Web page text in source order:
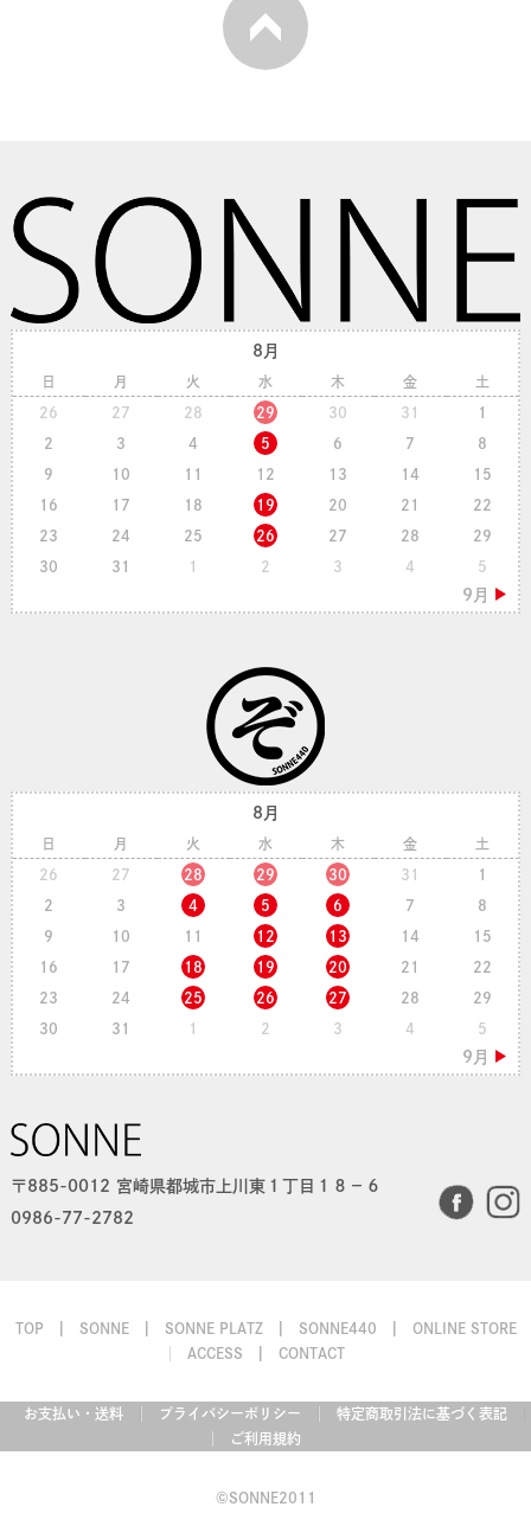
8月
日 月 火 水 木 金 土
26 27 28 29 30 31 1
2 3 4 5 6 7 8
9 10 11 12 13 14 15
16 17 18 19 20 21 22
23 24 25 26 27 28 29
30 31 1 2 3 4 5
8月
日 月 火 水 木 金 土
26 27 28 29 30 31 1
2 3 4 5 6 7 8
9 10 11 12 13 14 15
16 17 18 19 20 21 22
23 24 25 26 27 28 29
30 31 1 2 3 4 5
〒885-0012 宮崎県都城市上川東１丁目１８−６
0986-77-2782
TOP SONNE SONNE PLATZ SONNE440
ONLINE STORE
ACCESS
CONTACT
お支払い・送料 プライバシーポリシー
特定商取引法に基づく表記
ご利用規約
©SONNE2011